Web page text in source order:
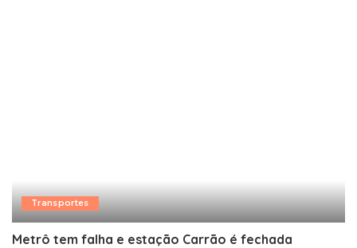
Transportes
Metrô tem falha e estação Carrão é fechada